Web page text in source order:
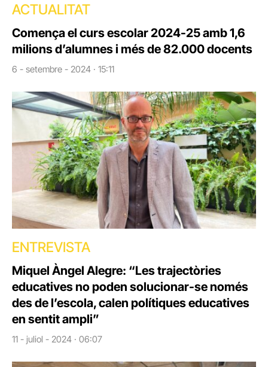
ACTUALITAT
Comença el curs escolar 2024-25 amb 1,6
milions d’alumnes i més de 82.000 docents
6 - setembre - 2024 · 15:11
ENTREVISTA
Miquel Àngel Alegre: “Les trajectòries
educatives no poden solucionar-se només
des de l’escola, calen polítiques educatives
en sentit ampli”
11 - juliol - 2024 · 06:07